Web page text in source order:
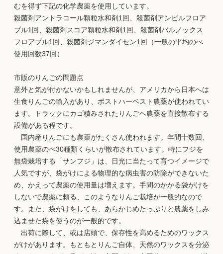
むを得ず下記の化学農薬を使用しています。
殺菌剤アントラコール顆粒水和剤1回、殺菌剤アンビルフロア
ブル1回、殺菌剤スコア顆粒水和剤1回、殺菌剤バルノックス
フロアブル1回、殺菌剤ジマンダイセン1回（一般の平均のべ
使用回数37回）
市販のりんごの問題点
意外と気が付かないかもしれませんが、アメリカから日本へは
生食りんごの輸入があり、ポストハーベスト農薬が使われてい
ます。トラックにカゴ積みされたりんごへ農薬を直接散布する
設備がある程です。
国内産りんごにも農薬がたくさん使われます。年間十数回、
使用農薬のべ30種類くらいが散布されています。特にフジを
無袋栽培する「サンフジ」は、日光に当たって育つイメージで
人気ですが、袋がけによる物理的な病虫害の防除ができないた
め、かえって農薬の使用量は増えます。手間のかかる袋がけを
しないで農薬に頼る、このようなりんご栽培が一般的なので
す。また、袋がけをしても、あらかじめたっぷりと農薬をしみ
込ませた袋を使うのが一般的です。
出荷に際して、或は店頭で、保存性を高めるためのワックス
がけがあります。もともとりんご自体、天然のワックスを分泌